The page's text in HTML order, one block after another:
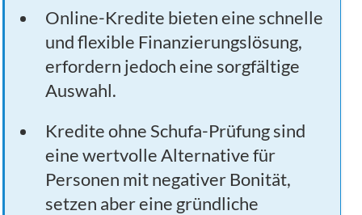
Online-Kredite bieten eine schnelle
und flexible Finanzierungslösung,
erfordern jedoch eine sorgfältige
Auswahl.
Kredite ohne Schufa-Prüfung sind
eine wertvolle Alternative für
Personen mit negativer Bonität,
setzen aber eine gründliche